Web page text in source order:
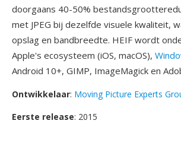
doorgaans 40-50%
met JPEG bij dezelfde visuele kwaliteit,
opslag en bandbreedte. HEIF wordt
Apple's ecosysteem (iOS, macOS),
Android 10+, GIMP, ImageMagick en
Ontwikkelaar: Moving Picture Experts
Eerste release: 2015